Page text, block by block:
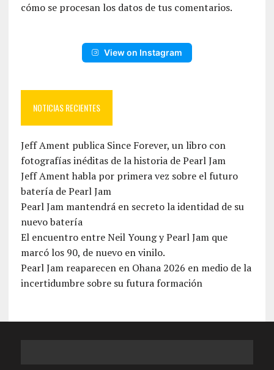
cómo se procesan los datos de tus comentarios.
View on Instagram
NOTICIAS RECIENTES
Jeff Ament publica Since Forever, un libro con
fotografías inéditas de la historia de Pearl Jam
Jeff Ament habla por primera vez sobre el futuro
batería de Pearl Jam
Pearl Jam mantendrá en secreto la identidad de su
nuevo batería
El encuentro entre Neil Young y Pearl Jam que
marcó los 90, de nuevo en vinilo.
Pearl Jam reaparecen en Ohana 2026 en medio de la
incertidumbre sobre su futura formación